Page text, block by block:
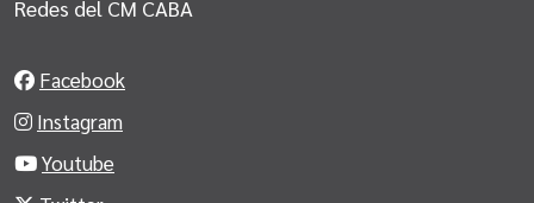
Redes del CM CABA
Facebook
Instagram
Youtube